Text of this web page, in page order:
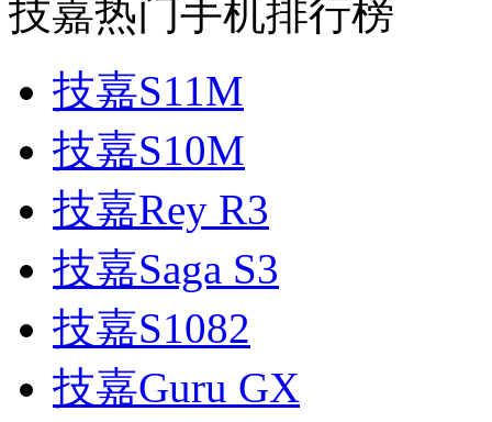
技嘉热门手机排行榜
技嘉S11M
技嘉S10M
技嘉Rey R3
技嘉Saga S3
技嘉S1082
技嘉Guru GX